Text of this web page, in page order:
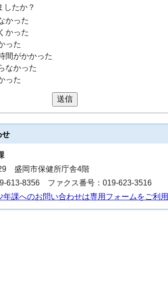
したか？
かった
かった
った
間がかかった
なかった
った
送信
せ
盛岡市保健所庁舎4階
613-8356 ファクス番号：019-623-3516
課へのお問い合わせは専用フォームをご利用